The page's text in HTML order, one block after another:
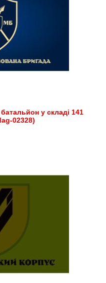
у складі 141
02328)